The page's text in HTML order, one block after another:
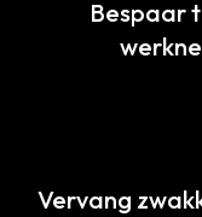
Bespaar
Vervang